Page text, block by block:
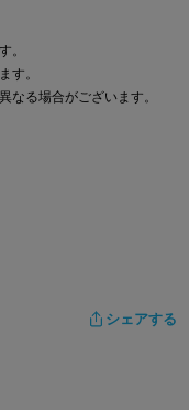
。
す。
なる場合がございます。
シェアする